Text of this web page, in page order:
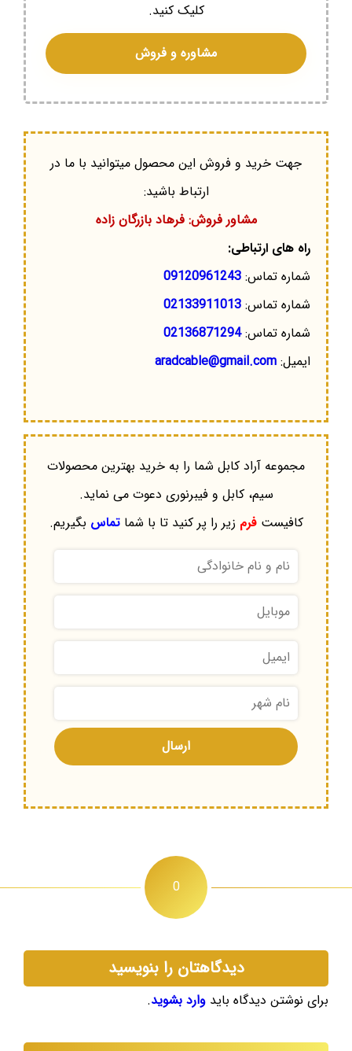
کلیک کنید.
مشاوره و فروش
جهت خرید و فروش این محصول میتوانید با ما در
ارتباط باشید:
مشاور فروش: فرهاد بازرگان زاده
راه های ارتباطی:
شماره تماس: 09120961243
شماره تماس: 02133911013
شماره تماس:02136871294
ایمیل: aradcable@gmail.com
مجموعه آراد کابل شما را به خرید بهترین محصولات
سیم، کابل و فیبرنوری دعوت می نماید.
کافیستفرم زیر را پر کنید تا با شماتماس بگیریم.
0
دیدگاهتان را بنویسید
برای نوشتن دیدگاه باید وارد بشوید.